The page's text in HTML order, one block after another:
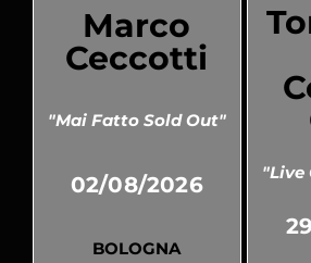
Marco
Ceccotti
"Mai Fatto Sold Out"
02/08/2026
BOLOGNA
"Live